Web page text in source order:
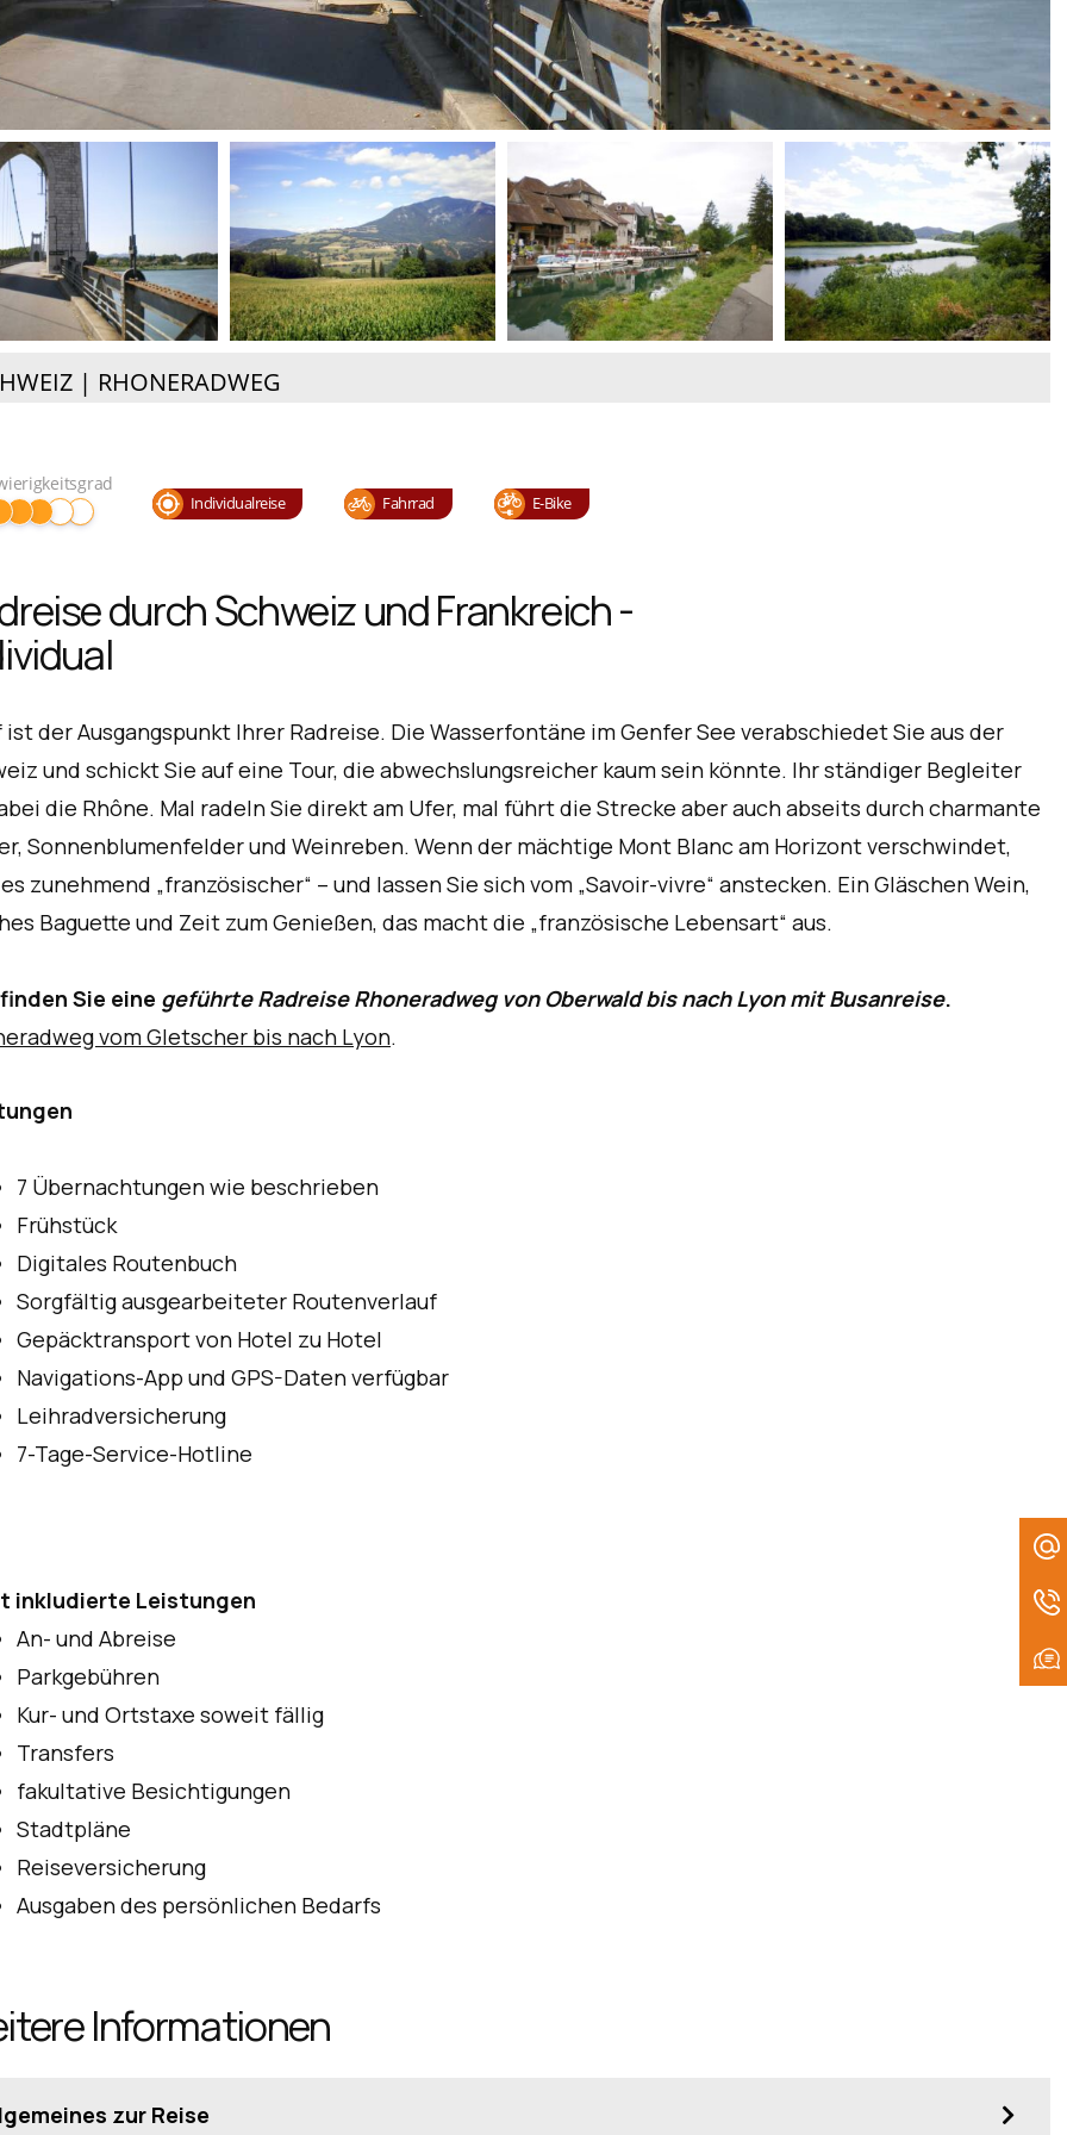
| RHONERADWEG
Individualreise Fahrrad E-Bike
durch Schweiz und Frankreich -
ist der Ausgangspunkt Ihrer Radreise. Die Wasserfontäne im Genfer See verabschiedet Sie aus der
und schickt Sie auf eine Tour, die abwechslungsreicher kaum sein könnte. Ihr ständiger Begleiter
die Rhône. Mal radeln Sie direkt am Ufer, mal führt die Strecke aber auch abseits durch charmante
Sonnenblumenfelder und Weinreben. Wenn der mächtige Mont Blanc am Horizont verschwindet,
zunehmend „französischer“ – und lassen Sie sich vom „Savoir-vivre“ anstecken. Ein Gläschen Wein,
Baguette und Zeit zum Genießen, das macht die „französische Lebensart“ aus.
Sie eine geführte Radreise Rhoneradweg von Oberwald bis nach Lyon mit Busanreise.
vom Gletscher bis nach Lyon.
7 Übernachtungen wie beschrieben
Frühstück
Digitales Routenbuch
Sorgfältig ausgearbeiteter Routenverlauf
Gepäcktransport von Hotel zu Hotel
Navigations-App und GPS-Daten verfügbar
Leihradversicherung
7-Tage-Service-Hotline
inkludierte Leistungen
An- und Abreise
Parkgebühren
Kur- und Ortstaxe soweit fällig
Transfers
fakultative Besichtigungen
Stadtpläne
Reiseversicherung
Ausgaben des persönlichen Bedarfs
Informationen
zur Reise